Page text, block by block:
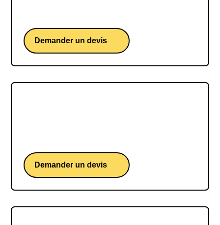
Demander un devis
Demander un devis